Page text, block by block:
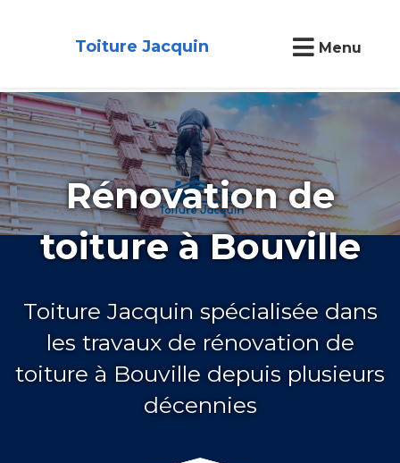
Toiture Jacquin Menu
Rénovation de
toiture à Bouville
Toiture Jacquin spécialisée dans
les travaux de rénovation de
toiture à Bouville depuis plusieurs
décennies